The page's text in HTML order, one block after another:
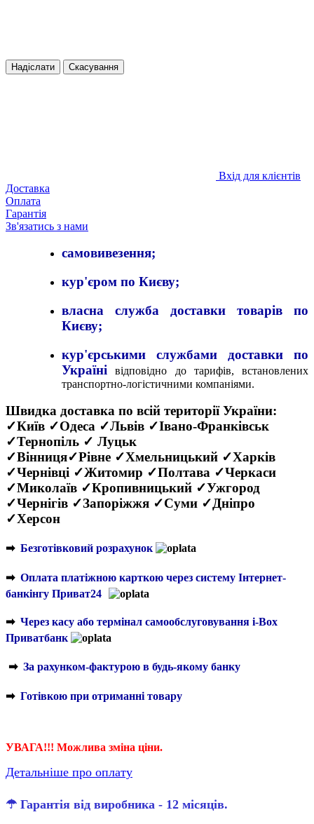
Надіслати Скасування
Вхід для клієнтів
Доставка
Оплата
Гарантія
Зв'язатись з нами
самовивезення;
кур'єром по Києву;
власна служба доставки товарів по
Києву;
кур'єрськими службами доставки по
Україні
відповідно до тарифів, встановлених
транспортно-логістичними компаніями.
Швидка доставка по всій території України:
✓Київ ✓Одеса ✓Львів ✓Івано-Франківськ
✓Тернопіль ✓ Луцьк
✓Вінниця✓Рівне ✓Хмельницький ✓Харків
✓Чернівці ✓Житомир ✓Полтава ✓Черкаси
✓Миколаїв ✓Кропивницький ✓Ужгород
✓Чернігів ✓Запоріжжя ✓Суми ✓Дніпро
✓Херсон
➡ Безготівковий розрахунок
➡ Оплата платіжною карткою через систему Інтернет-
банкінгу Приват24
➡ Через касу або термінал самообслуговування і-Box
Приватбанк
➡ За рахунком-фактурою в будь-якому банку
➡ Готівкою при отриманні товару
УВАГА!!! Можлива зміна ціни.
Детальніше про оплату
☂ Гарантія від виробника - 12 місяців.